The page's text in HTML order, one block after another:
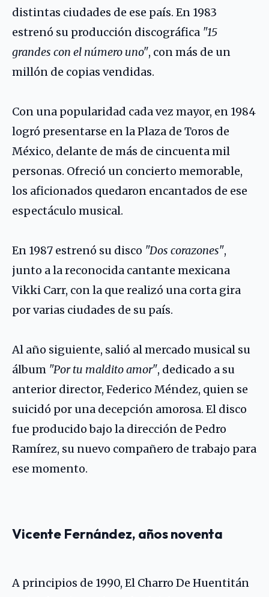
distintas ciudades de ese país. En 1983
estrenó su producción discográfica "15
grandes con el número uno", con más de un
millón de copias vendidas.
Con una popularidad cada vez mayor, en 1984
logró presentarse en la Plaza de Toros de
México, delante de más de cincuenta mil
personas. Ofreció un concierto memorable,
los aficionados quedaron encantados de ese
espectáculo musical.
En 1987 estrenó su disco "Dos corazones",
junto a la reconocida cantante mexicana
Vikki Carr, con la que realizó una corta gira
por varias ciudades de su país.
Al año siguiente, salió al mercado musical su
álbum "Por tu maldito amor", dedicado a su
anterior director, Federico Méndez, quien se
suicidó por una decepción amorosa. El disco
fue producido bajo la dirección de Pedro
Ramírez, su nuevo compañero de trabajo para
ese momento.
Vicente Fernández, años noventa
A principios de 1990, El Charro De Huentitán